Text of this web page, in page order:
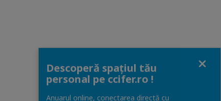
Descoperă spațiul tău
personal pe ccifer.ro !
Anuarul online, conectarea directă cu